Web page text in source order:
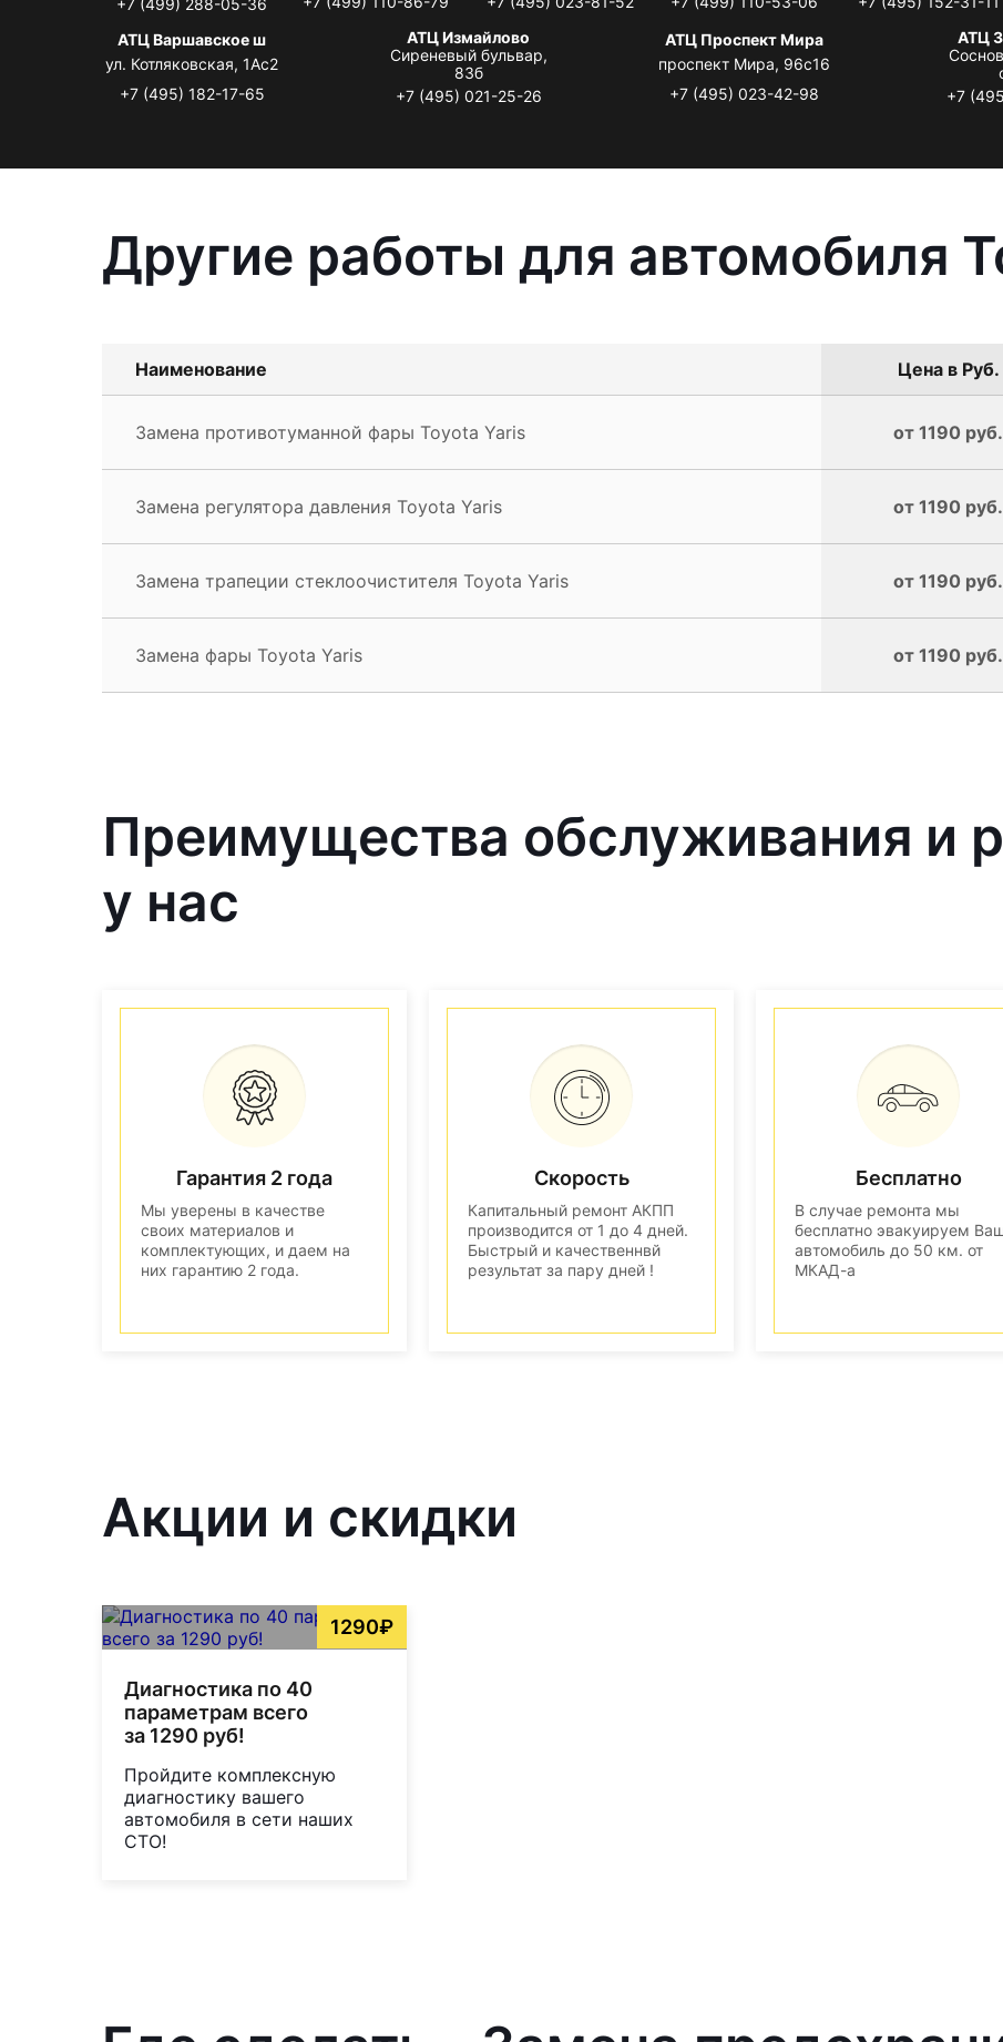
АТЦ Варшавское ш
ул. Котляковская, 1Ас2
+7 (495) 182-17-65
АТЦ Измайлово
Сиреневый бульвар,
83б
+7 (495) 021-25-26
АТЦ Проспект Мира
проспект Мира, 96с16
+7 (495) 023-42-98
АТЦ
+7
Другие работы для автомобиля
Наименование Цена в Руб.
Замена противотуманной фары Toyota Yaris от 1190 руб.
Замена регулятора давления Toyota Yaris от 1190 руб.
Замена трапеции стеклоочистителя Toyota Yaris от 1190 руб.
Замена фары Toyota Yaris от 1190 руб.
Преимущества обслуживания и
у нас
Гарантия 2 года
Мы уверены в качестве
своих материалов и
комплектующих, и даем на
них гарантию 2 года.
Скорость
Капитальный ремонт АКПП
производится от 1 до 4 дней.
Быстрый и качественнвй
результат за пару дней !
Бесплатно
В случае ремонта мы
бесплатно эвакуируем
автомобиль до 50 км. от
МКАД-а
Акции и скидки
1290₽
Диагностика по 40
параметрам всего
за 1290 руб!
Пройдите комплексную
диагностику вашего
автомобиля в сети наших
СТО!